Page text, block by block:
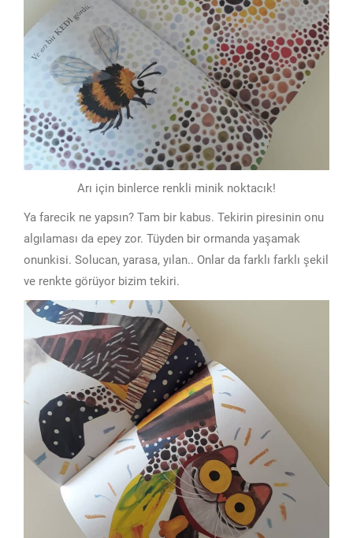
Arı için binlerce renkli minik noktacık!
Ya farecik ne yapsın? Tam bir kabus. Tekirin piresinin onu
algılaması da epey zor. Tüyden bir ormanda yaşamak
onunkisi. Solucan, yarasa, yılan.. Onlar da farklı farklı şekil
ve renkte görüyor bizim tekiri.